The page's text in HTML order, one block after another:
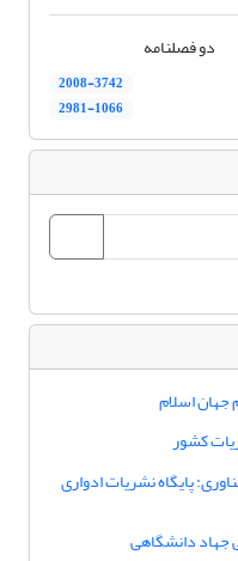
دو فصلنامه
2008-3742
2981-1066